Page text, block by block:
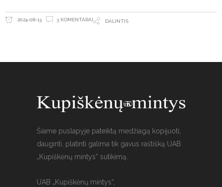
2024-08-13 3 KOMENTARAI DALINTIS
Šiame puslapyje pateiktą medžiagą kopijuoti,
dauginti, platinti galima tik gavus raštišką UAB
„Kupiškėnų mintys“ sutikimą.
UAB „Kupiškėnų mintys“,